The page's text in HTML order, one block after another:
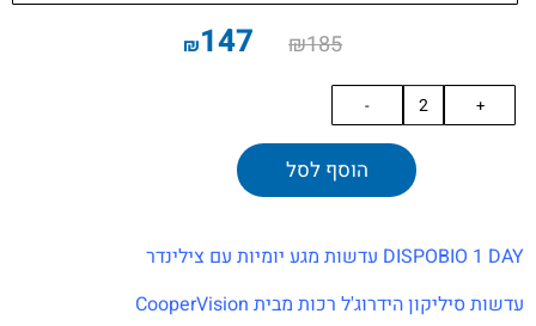
₪185
₪147
הוסף לסל
DISPOBIO 1 DAY עדשות מגע יומיות עם צילינדר
עדשות סיליקון הידרוג'ל רכות מבית CooperVision